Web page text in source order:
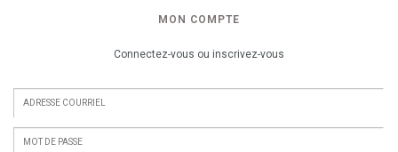
MON COMPTE
Connectez-vous ou inscrivez-vous